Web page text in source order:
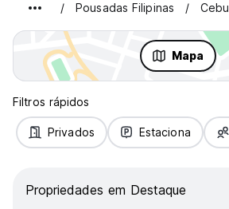
Pousadas Filipinas Cebu
Mapa
Filtros rápidos
Privados Estaciona
Propriedades em Destaque